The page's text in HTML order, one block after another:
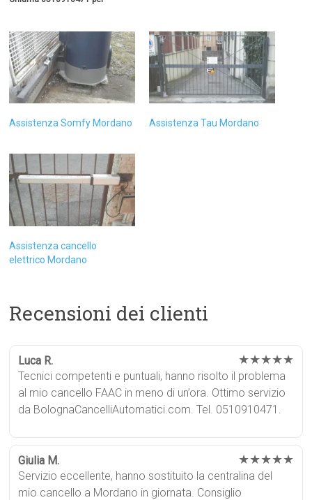
Assistenza Somfy Mordano Assistenza Tau Mordano
Assistenza cancello
elettrico Mordano
Recensioni dei clienti
Luca R. ★★★★★
Tecnici competenti e puntuali, hanno risolto il problema
al mio cancello FAAC in meno di un’ora. Ottimo servizio
da BolognaCancelliAutomatici.com. Tel. 0510910471.
Giulia M. ★★★★★
Servizio eccellente, hanno sostituito la centralina del
mio cancello a Mordano in giornata. Consiglio